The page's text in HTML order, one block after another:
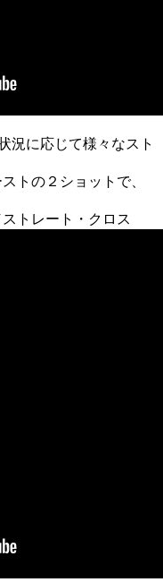
応じて様々なスト
の２ショットで、
レート・クロス